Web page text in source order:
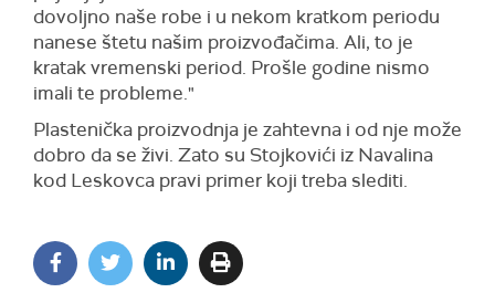
dovoljno naše robe i u nekom kratkom periodu
nanese štetu našim proizvođačima. Ali, to je
kratak vremenski period. Prošle godine nismo
imali te probleme."
Plastenička proizvodnja je zahtevna i od nje može
dobro da se živi. Zato su Stojkovići iz Navalina
kod Leskovca pravi primer koji treba slediti.